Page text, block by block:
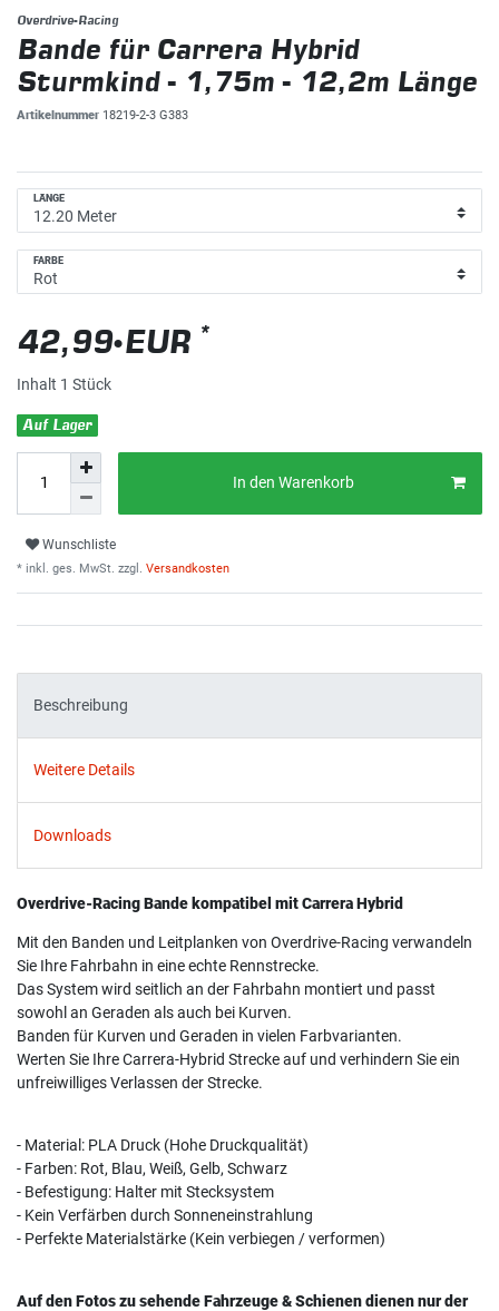
Overdrive-Racing
Bande für Carrera Hybrid
Sturmkind - 1,75m - 12,2m Länge
Artikelnummer 18219-2-3 G383
LÄNGE
FARBE
42,99 EUR *
Inhalt 1 Stück
Auf Lager
In den Warenkorb
Wunschliste
* inkl. ges. MwSt. zzgl. Versandkosten
Beschreibung
Weitere Details
Downloads
Overdrive-Racing Bande kompatibel mit Carrera Hybrid
Mit den Banden und Leitplanken von Overdrive-Racing verwandeln
Sie Ihre Fahrbahn in eine echte Rennstrecke.
Das System wird seitlich an der Fahrbahn montiert und passt
sowohl an Geraden als auch bei Kurven.
Banden für Kurven und Geraden in vielen Farbvarianten.
Werten Sie Ihre Carrera-Hybrid Strecke auf und verhindern Sie ein
unfreiwilliges Verlassen der Strecke.
- Material: PLA Druck (Hohe Druckqualität)
- Farben: Rot, Blau, Weiß, Gelb, Schwarz
- Befestigung: Halter mit Stecksystem
- Kein Verfärben durch Sonneneinstrahlung
- Perfekte Materialstärke (Kein verbiegen / verformen)
Auf den Fotos zu sehende Fahrzeuge & Schienen dienen nur der